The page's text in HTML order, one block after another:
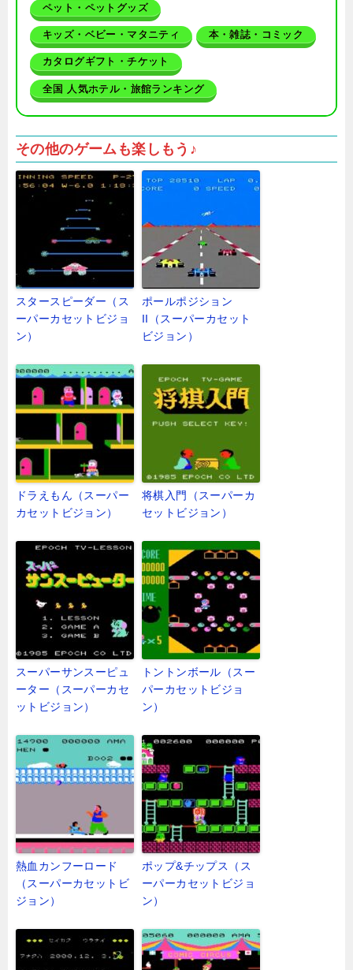
ペット・ペットグッズ
キッズ・ベビー・マタニティ 本・雑誌・コミック
カタログギフト・チケット
全国 人気ホテル・旅館ランキング
その他のゲームも楽しもう♪
スタースピーダー（ス
ーパーカセットビジョ
ン）
ポールポジション
II（スーパーカセット
ビジョン）
ドラえもん（スーパー
カセットビジョン）
将棋入門（スーパーカ
セットビジョン）
スーパーサンスーピュ
ーター（スーパーカセ
ットビジョン）
トントンボール（スー
パーカセットビジョ
ン）
熱血カンフーロード
（スーパーカセットビ
ジョン）
ポップ&チップス（ス
ーパーカセットビジョ
ン）